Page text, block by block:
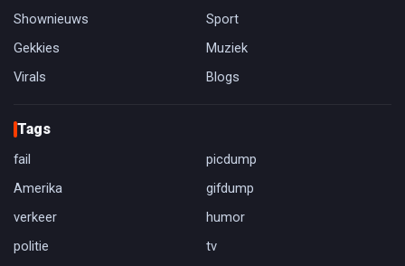
Shownieuws
Sport
Gekkies
Muziek
Virals
Blogs
Tags
fail
picdump
Amerika
gifdump
verkeer
humor
politie
tv